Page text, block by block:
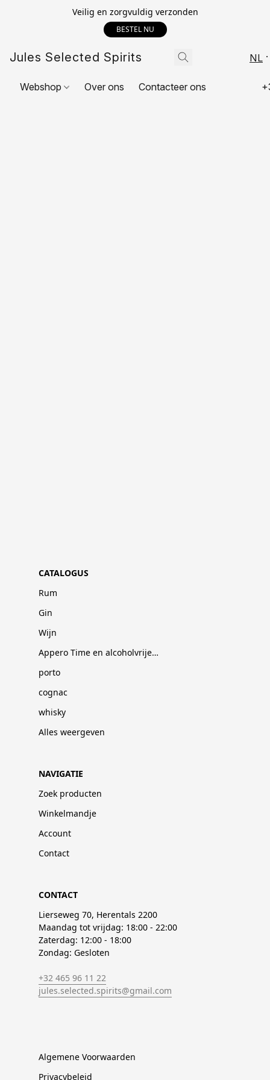
Veilig en zorgvuldig verzonden
BESTEL NU
Jules Selected Spirits NL
Webshop Over ons Contacteer ons
CATALOGUS
Rum
Gin
Wijn
Appero Time en alcoholvrije dranken
porto
cognac
whisky
Alles weergeven
NAVIGATIE
Zoek producten
Winkelmandje
Account
Contact
CONTACT
Lierseweg 70, Herentals 2200
Maandag tot vrijdag: 18:00 - 22:00
Zaterdag: 12:00 - 18:00
Zondag: Gesloten
+32 465 96 11 22
jules.selected.spirits@gmail.com
Algemene Voorwaarden
Privacybeleid